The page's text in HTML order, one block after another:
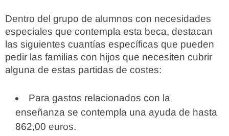
Dentro del grupo de alumnos con necesidades
especiales que contempla esta beca, destacan
las siguientes cuantías específicas que pueden
pedir las familias con hijos que necesiten cubrir
alguna de estas partidas de costes:
Para gastos relacionados con la
enseñanza se contempla una ayuda de hasta
862,00 euros.